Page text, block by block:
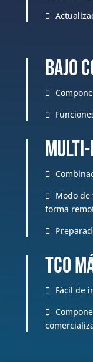
Bajo
Multi-
Modo
forma
TCO
Fácil de